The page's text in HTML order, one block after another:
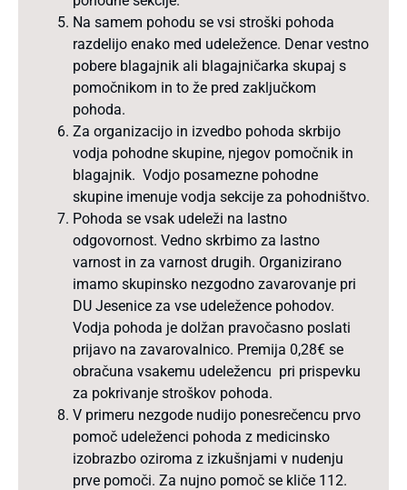
Na samem pohodu se vsi stroški pohoda
razdelijo enako med udeležence. Denar vestno
pobere blagajnik ali blagajničarka skupaj s
pomočnikom in to že pred zaključkom
pohoda.
Za organizacijo in izvedbo pohoda skrbijo
vodja pohodne skupine, njegov pomočnik in
blagajnik. Vodjo posamezne pohodne
skupine imenuje vodja sekcije za pohodništvo.
Pohoda se vsak udeleži na lastno
odgovornost. Vedno skrbimo za lastno
varnost in za varnost drugih. Organizirano
imamo skupinsko nezgodno zavarovanje pri
DU Jesenice za vse udeležence pohodov.
Vodja pohoda je dolžan pravočasno poslati
prijavo na zavarovalnico. Premija 0,28€ se
obračuna vsakemu udeležencu pri prispevku
za pokrivanje stroškov pohoda.
V primeru nezgode nudijo ponesrečencu prvo
pomoč udeleženci pohoda z medicinsko
izobrazbo oziroma z izkušnjami v nudenju
prve pomoči. Za nujno pomoč se kliče 112.